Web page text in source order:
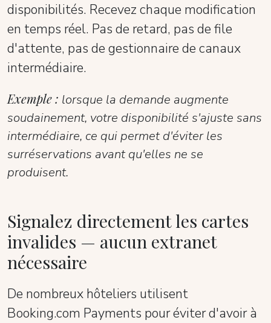
disponibilités. Recevez chaque modification
en temps réel. Pas de retard, pas de file
d'attente, pas de gestionnaire de canaux
intermédiaire.
Exemple : lorsque la demande augmente
soudainement, votre disponibilité s'ajuste sans
intermédiaire, ce qui permet d'éviter les
surréservations avant qu'elles ne se
produisent.
Signalez directement les cartes
invalides — aucun extranet
nécessaire
De nombreux hôteliers utilisent
Booking.com Payments pour éviter d'avoir à